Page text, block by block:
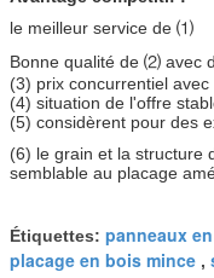
le meilleur service de ⑴
Bonne qualité de ⑵ avec
(3) prix concurrentiel
(4) situation de l'offre
(5) considèrent pour des
(6) le grain et la structure
semblable au placage
Étiquettes: panneaux
placage en bois mince ,